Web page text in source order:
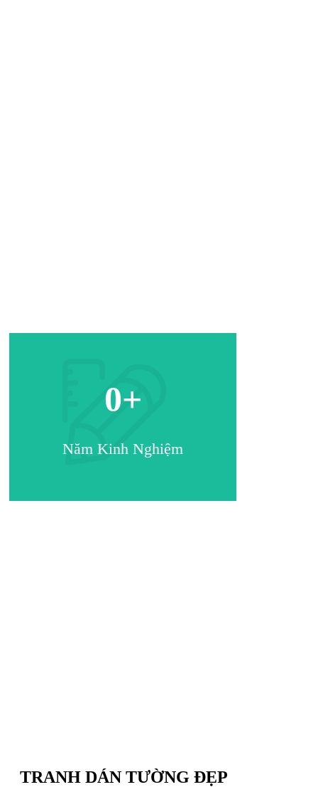
0+
Năm Kinh Nghiệm
TRANH DÁN TƯỜNG ĐẸP